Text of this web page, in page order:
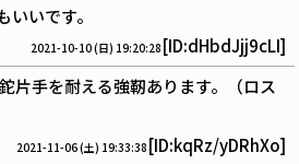
いです。
2021-10-10 (日) 19:20:28 [ID:dHbdJjj9cLI]
片手を耐える強靭あります。（ロス
2021-11-06 (土) 19:33:38 [ID:kqRz/yDRhXo]